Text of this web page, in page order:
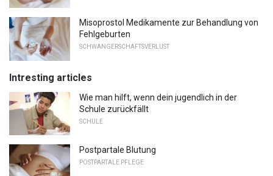
Misoprostol Medikamente zur Behandlung von
Fehlgeburten
SCHWANGERSCHAFTSVERLUST
Intresting articles
Wie man hilft, wenn dein jugendlich in der
Schule zurückfällt
SCHULE
Postpartale Blutung
POSTPARTALE PFLEGE